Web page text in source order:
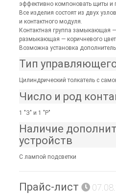
эффективно компоновать щиты и
Все изделия состоят из двух
и контактного модуля.
Контактная группа замыкающая —
размыкающая — коричневого
Возможна установка
Тип
Цилиндрический толкатель с
Число и род
1 "З" и 1 "Р"
Наличие
устройств
С лампой подсветки
Прайс-лист